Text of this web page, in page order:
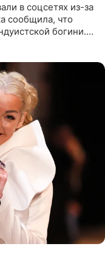
в соцсетях из-за
сообщила, что
богини.